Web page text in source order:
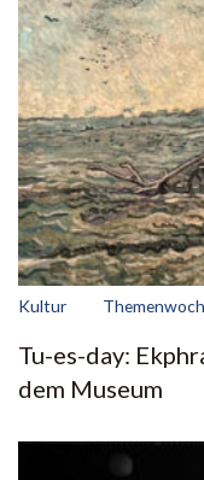
Kultur
Tu-es-day:
dem Museum